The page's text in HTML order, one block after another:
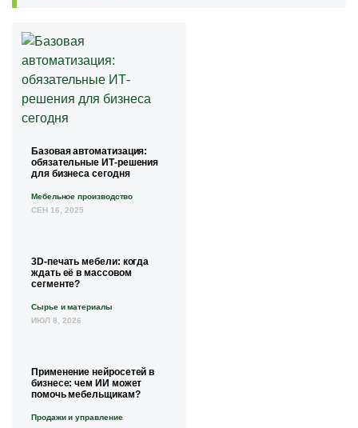
Базовая автоматизация:
обязательные ИТ-решения
для бизнеса сегодня
Мебельное производство
СЕН 16, 2025
3D-печать мебели: когда
ждать её в массовом
сегменте?
Сырье и материалы
ИЮЛ 8, 2026
Применение нейросетей в
бизнесе: чем ИИ может
помочь мебельщикам?
Продажи и управление